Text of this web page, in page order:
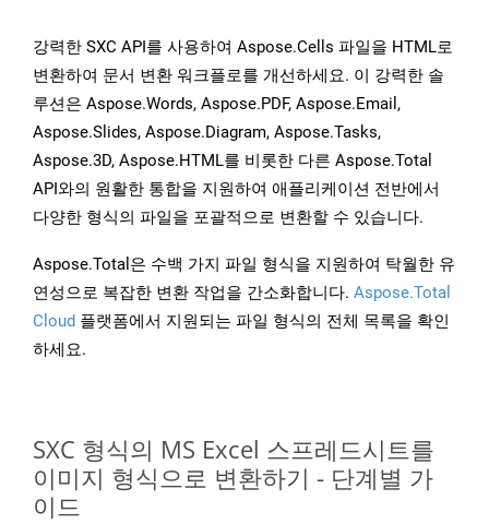
강력한 SXC API를 사용하여 Aspose.Cells 파일을 HTML로
변환하여 문서 변환 워크플로를 개선하세요. 이 강력한 솔
루션은 Aspose.Words, Aspose.PDF, Aspose.Email,
Aspose.Slides, Aspose.Diagram, Aspose.Tasks,
Aspose.3D, Aspose.HTML를 비롯한 다른 Aspose.Total
API와의 원활한 통합을 지원하여 애플리케이션 전반에서
다양한 형식의 파일을 포괄적으로 변환할 수 있습니다.
Aspose.Total은 수백 가지 파일 형식을 지원하여 탁월한 유
연성으로 복잡한 변환 작업을 간소화합니다. Aspose.Total
Cloud 플랫폼에서 지원되는 파일 형식의 전체 목록을 확인
하세요.
SXC 형식의 MS Excel 스프레드시트를
이미지 형식으로 변환하기 - 단계별 가
이드